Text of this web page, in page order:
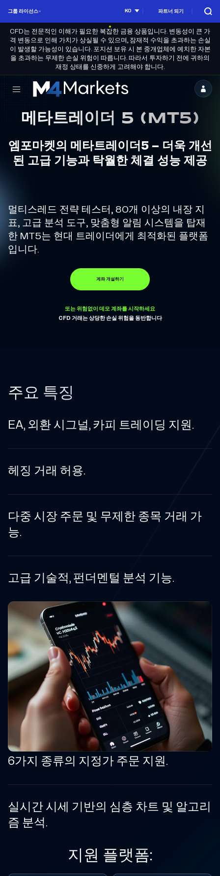
그룹 라이선스 KO 파트너 되기
CFD는 전문적인 이해가 필요한 복잡한 금융 상품입니다. 변동성이 큰 가
격 변동으로 인해 가치가 상실될 수 있으며, 잠재적 수익을 초과하는 손실
이 발생할 가능성이 있습니다. 포지션 보유 시 본 중개업체에 예치한 자본
을 초과하는 무제한 손실 위험이 따릅니다. 따라서 투자하기 전에 귀하의
재정 상태를 신중하게 고려해야 합니다.
엠
포
마
켓
-
신
수
있
는
CFD
메타트레이더 5 (MT5)
엠포마켓의 메타트레이더5 – 더욱 개선
된 고급 기능과 탁월한 체결 성능 제공
멀티스레드 전략 테스터, 80개 이상의 내장 지
표, 고급 분석 도구, 맞춤형 알림 시스템을 탑재
한 MT5는 현대 트레이더에게 최적화된 플랫폼
입니다.
계좌 개설하기
또는 위험없이 데모 계좌를 시작하세요
CFD 거래는 상당한 손실 위험을 동반합니다
주요 특징
EA, 외환 시그널, 카피 트레이딩 지원.
헤징 거래 허용.
다중 시장 주문 및 무제한 종목 거래 가
능.
고급 기술적, 펀더멘털 분석 기능.
6가지 종류의 지정가 주문 지원.
실시간 시세 기반의 심층 차트 및 알고리
즘 분석.
지원 플랫폼: